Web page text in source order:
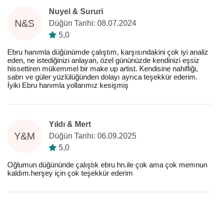
N&S
Nuyel & Sururi
Düğün Tarihi: 08.07.2024
5,0
Ebru hanımla düğünümde çalıştım, karşısındakini çok iyi analiz
eden, ne istediğinizi anlayan, özel gününüzde kendinizi eşsiz
hissettiren mükemmel bir make up artist. Kendisine nahifliği,
sabrı ve güler yüzlülüğünden dolayı ayrıca teşekkür ederim.
İyiki Ebru hanımla yollarımız kesişmiş
Y&M
Yıldı & Mert
Düğün Tarihi: 06.09.2025
5,0
Oğlumun düğününde çalıştık ebru hn.ile çok ama çok memnun
kaldım.herşey için çok teşekkür ederim